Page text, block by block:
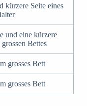
kürzere Seite eines
und eine kürzere
Bettes
grosses Bett
grosses Bett